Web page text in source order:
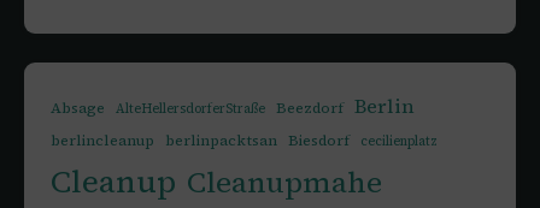
Absage AlteHellersdorferStraße Beezdorf Berlin
berlincleanup berlinpacktsan Biesdorf cecilienplatz
Cleanup Cleanupmahe